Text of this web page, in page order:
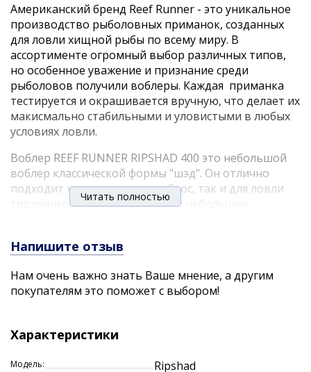
Американский бренд Reef Runner - это уникальное
производство рыболовных приманок, созданных
для ловли хищной рыбы по всему миру. В
ассортименте огромный выбор различных типов,
но особенное уважение и признание среди
рыболовов получили воблеры. Каждая приманка
тестируется и окрашивается вручную, что делает их
макисмально стабильными и уловистыми в любых
условиях ловли.
Воблер REEF RUNNER RIPSHAD 400 это небольшой
воблер классической формы "шэд". Он отлично
подходит как для ловли в заброс, так и для ловли
троллингом. Не смотря на свои небольшие
некоторых условиях ловли незманенимым.
глубоководные участки водоемов даже некрупной
приманкой, при этом провоцировать даже сытую
RIPSHAD 400 обладает своей ярко выраженной
расстояний. Окунь, щука, судак отлично отзываются
Читать полностью
Напишите отзыв
Нам очень важно знать Ваше мнение, а другим
покупателям это поможет с выбором!
Характеристики
Модель: Ripshad